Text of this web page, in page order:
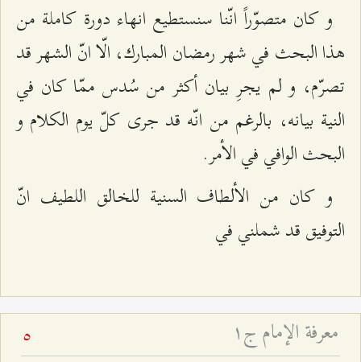
و كان متصوّراً انّنا سنستطيع انهاء دورة كاملة من
هذا البحث في شهر رمضان المبارك، الّا انّ الشهر قد
تصرّم، و لم يجرِ بيان أكثر من سُدس ممّا كان في
النية بيانه، بالرغم من انّه قد جرى كلّ يوم الكلام و
البحث الوافي في الأمر.
و كان من الألطاف السنية للخالق اللطيف انّ
التوفيق قد شملني في‌
معرفة الإمام ج۱ 5